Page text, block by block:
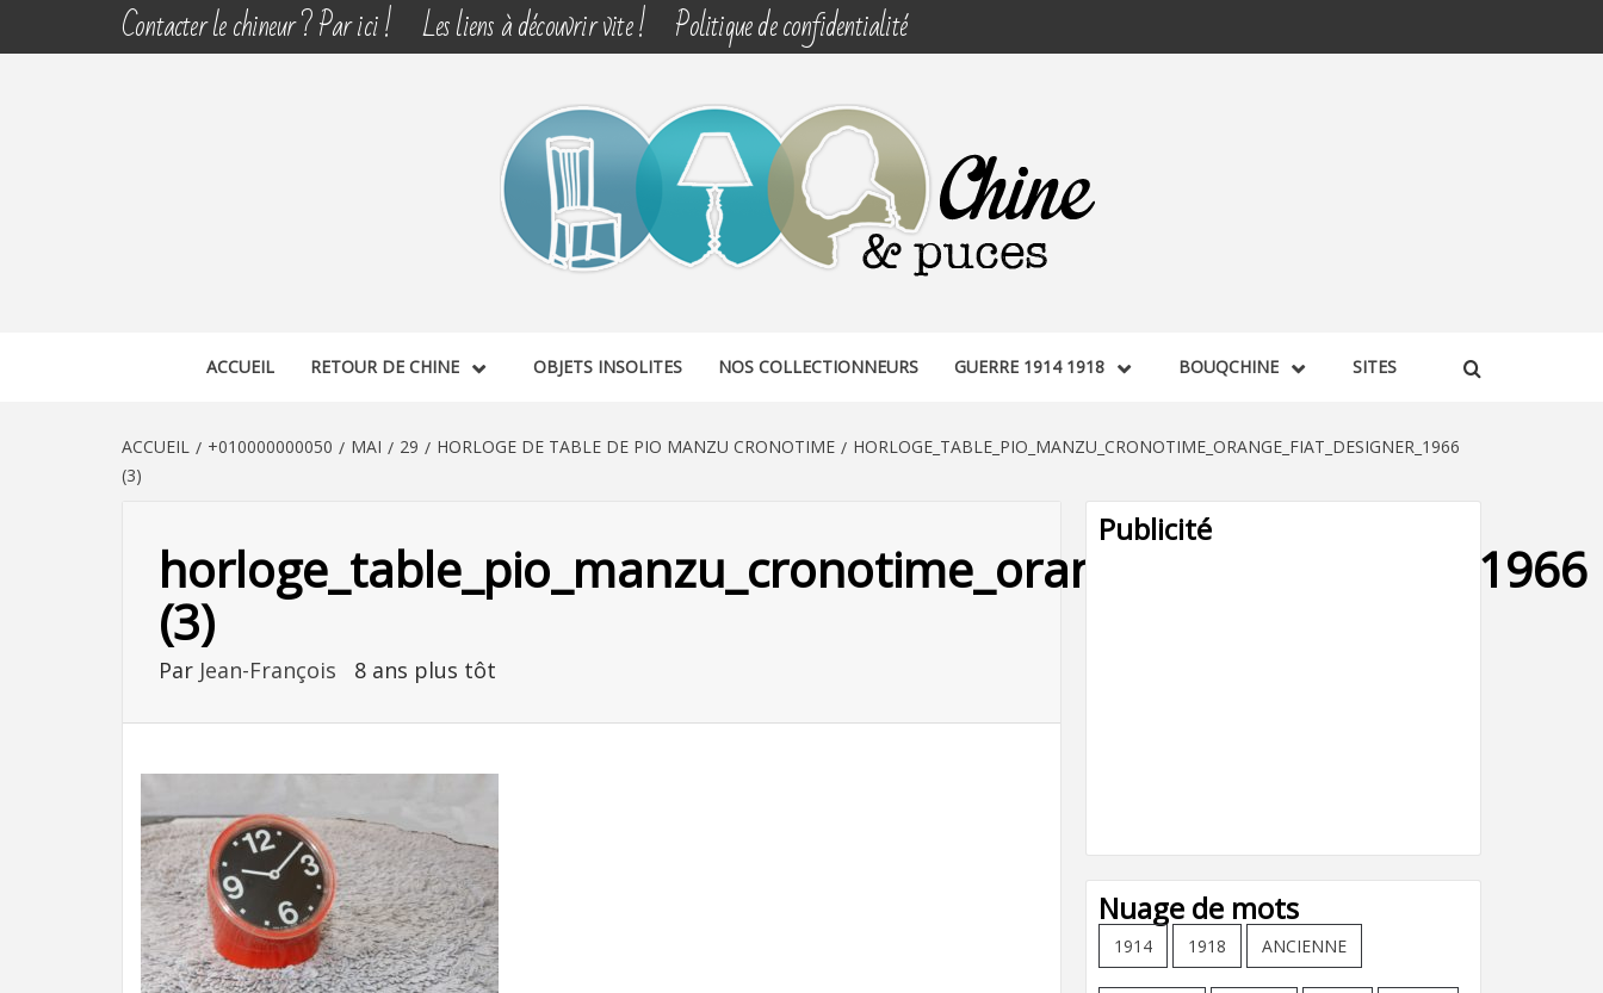
Contacter le chineur ? Par ici ! Les liens à découvrir vite ! Politique de confidentialité
CHINE & PUCES
ACCUEIL RETOUR DE CHINE OBJETS INSOLITES NOS COLLECTIONNEURS GUERRE 1914 1918 BOUQCHINE SITES
ACCUEIL +010000000050 MAI 29 HORLOGE DE TABLE DE PIO MANZU CRONOTIME
HORLOGE_TABLE_PIO_MANZU_CRONOTIME_ORANGE_FIAT_DESIGNER_1966
(3)
horloge_table_pio_manzu_cronotime_orange_fiat_designer_1966
(3)
Par Jean-François 8 ans plus tôt
Publicité
Nuage de mots
1914 1918 ANCIENNE